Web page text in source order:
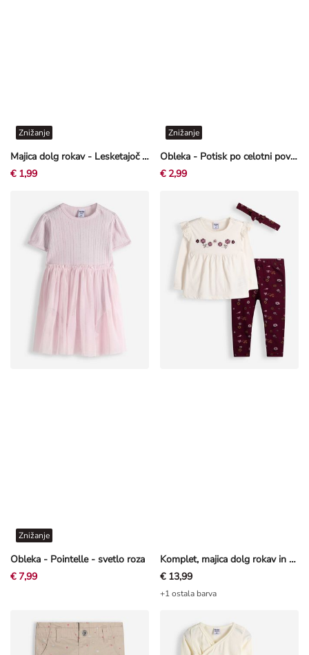
Majica dolg rokav - Lesketajoč se potisk - Off-White bela
Znižanje
€ 1,99
Obleka - Potisk po celotni površini - svetlo roza
Znižanje
€ 2,99
Obleka - Pointelle - svetlo roza
Znižanje
€ 7,99
Komplet, majica dolg rokav in pajkice - Vezenine - Off-White bela
€ 13,99
+1 ostala barva